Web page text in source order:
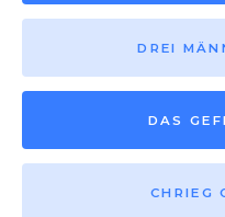
DREI
DAS
CHRIEG